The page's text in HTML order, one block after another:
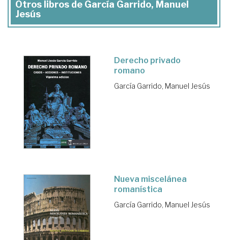
Otros libros de García Garrido, Manuel
Jesús
Derecho privado
romano
García Garrido, Manuel Jesús
Nueva miscelánea
romanística
García Garrido, Manuel Jesús